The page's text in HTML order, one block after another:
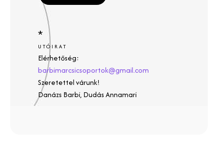
*
UTÓIRAT
Elérhetőség:
barbimarcsicsoportok@gmail.com
Szeretettel várunk!
Danázs Barbi, Dudás Annamari